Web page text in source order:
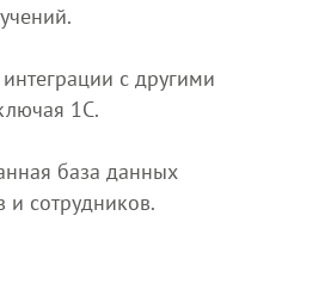
с другими
1С.
база данных
и сотрудников.